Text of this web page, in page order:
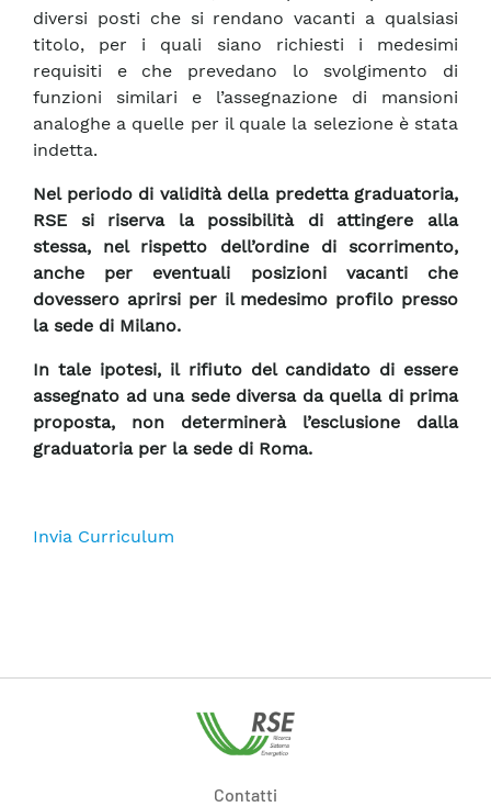
diversi posti che si rendano vacanti a qualsiasi
titolo, per i quali siano richiesti i medesimi
requisiti e che prevedano lo svolgimento di
funzioni similari e l’assegnazione di mansioni
analoghe a quelle per il quale la selezione è stata
indetta.
Nel periodo di validità della predetta graduatoria,
RSE si riserva la possibilità di attingere alla
stessa, nel rispetto dell’ordine di scorrimento,
anche per eventuali posizioni vacanti che
dovessero aprirsi per il medesimo profilo presso
la sede di Milano.
In tale ipotesi, il rifiuto del candidato di essere
assegnato ad una sede diversa da quella di prima
proposta, non determinerà l’esclusione dalla
graduatoria per la sede di Roma.
Invia Curriculum
Contatti